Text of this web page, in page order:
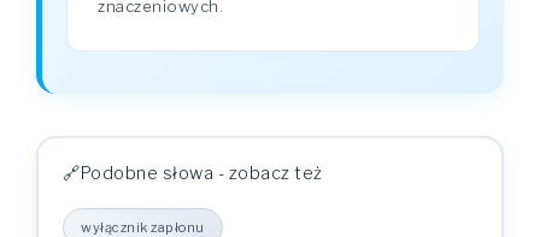
znaczeniowych.
Podobne słowa - zobacz też
wyłącznik zapłonu